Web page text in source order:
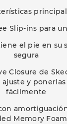
Slip-ins para
el pie en su
segura
Closure de
ajuste y
fácilmente
Memory Foam